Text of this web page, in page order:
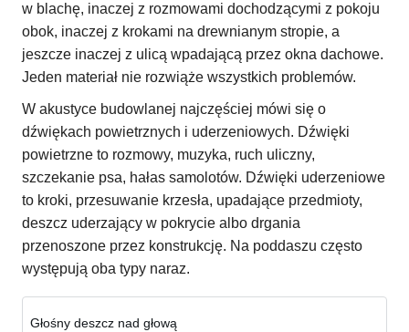
w blachę, inaczej z rozmowami dochodzącymi z pokoju
obok, inaczej z krokami na drewnianym stropie, a
jeszcze inaczej z ulicą wpadającą przez okna dachowe.
Jeden materiał nie rozwiąże wszystkich problemów.
W akustyce budowlanej najczęściej mówi się o
dźwiękach powietrznych i uderzeniowych. Dźwięki
powietrzne to rozmowy, muzyka, ruch uliczny,
szczekanie psa, hałas samolotów. Dźwięki uderzeniowe
to kroki, przesuwanie krzesła, upadające przedmioty,
deszcz uderzający w pokrycie albo drgania
przenoszone przez konstrukcję. Na poddaszu często
występują oba typy naraz.
Głośny deszcz nad głową